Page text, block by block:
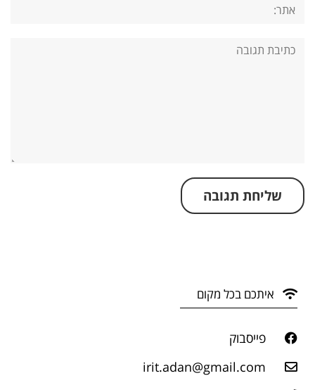
תגובה:
איתכם בכל מקום
פייסבוק
irit.adan@gmail.com